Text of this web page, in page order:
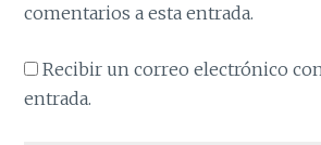
comentarios a esta entrada.
Recibir un correo electrónico
entrada.